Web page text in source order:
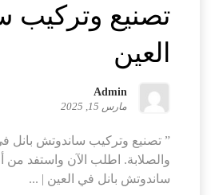
تصنيع وتركيب
العين
Admin
مارس 15, 2025
” تصنيع وتركيب ساندوتش بانل
والصلابة. اطلب الآن واستفد
ساندوتش بانل في العين | ...